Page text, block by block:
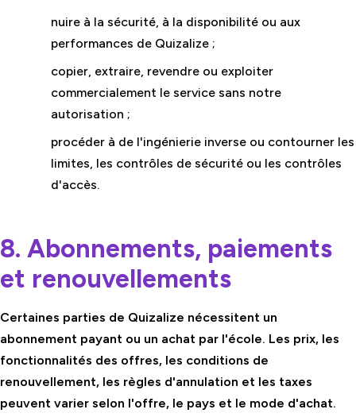
nuire à la sécurité, à la disponibilité ou aux
performances de Quizalize ;
copier, extraire, revendre ou exploiter
commercialement le service sans notre
autorisation ;
procéder à de l'ingénierie inverse ou contourner les
limites, les contrôles de sécurité ou les contrôles
d'accès.
8. Abonnements, paiements
et renouvellements
Certaines parties de Quizalize nécessitent un
abonnement payant ou un achat par l'école. Les prix, les
fonctionnalités des offres, les conditions de
renouvellement, les règles d'annulation et les taxes
peuvent varier selon l'offre, le pays et le mode d'achat.